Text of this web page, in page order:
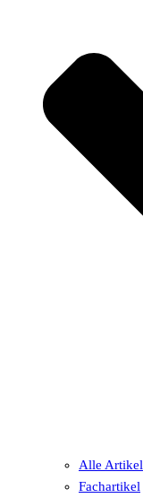
Alle Artikel
Fachartikel